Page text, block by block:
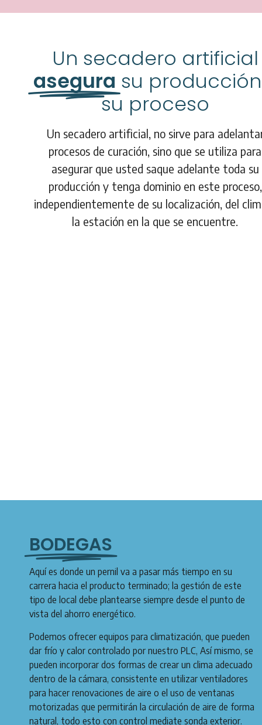
Un secadero artificial
asegura su
su proceso
Un secadero artificial, no sirve para
procesos de curación, sino que se utiliza para
asegurar que usted saque adelante toda su
producción y tenga dominio en este proceso,
independientemente de su localización, del
la estación en la que se encuentre.
BODEGAS
Aquí es donde un pernil va a pasar más tiempo en su
carrera hacia el producto terminado; la gestión de este
tipo de local debe plantearse siempre desde el punto de
vista del ahorro energético.
Podemos ofrecer equipos para climatización, que pueden
dar frío y calor controlado por nuestro PLC, Así mismo, se
pueden incorporar dos formas de crear un clima adecuado
dentro de la cámara, consistente en utilizar ventiladores
para hacer renovaciones de aire o el uso de ventanas
motorizadas que permitirán la circulación de aire de forma
natural, todo esto con control mediate sonda exterior.